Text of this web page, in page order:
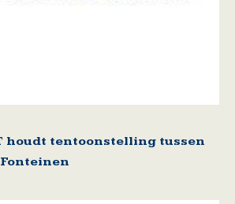
houdt tentoonstelling tussen